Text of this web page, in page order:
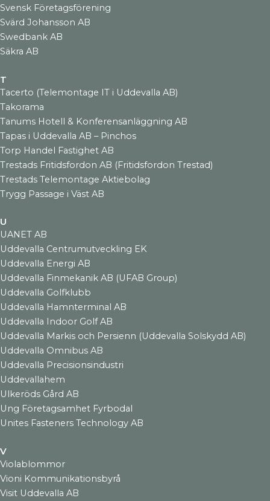
Svensk Företagsförening
Svärd Johansson AB
Swedbank AB
Säkra AB
T
Tacerto (Telemontage IT i Uddevalla AB)
Takorama
Tanums Hotell & Konferensanläggning AB
Tapas i Uddevalla AB – Pinchos
Torp Handel Fastighet AB
Trestads Fritidsfordon AB (Fritidsfordon Trestad)
Trestads Telemontage Aktiebolag
Trygg Passage i Väst AB
U
UANET AB
Uddevalla Centrumutveckling EK
Uddevalla Energi AB
Uddevalla Finmekanik AB (UFAB Group)
Uddevalla Golfklubb
Uddevalla Hamnterminal AB
Uddevalla Indoor Golf AB
Uddevalla Markis och Persienn (Uddevalla Solskydd AB)
Uddevalla Omnibus AB
Uddevalla Precisionsindustri
Uddevallahem
Ulkeröds Gård AB
Ung Företagsamhet Fyrbodal
Unites Fasteners Technology AB
V
Violablommor
Vioni Kommunikationsbyrå
Visit Uddevalla AB